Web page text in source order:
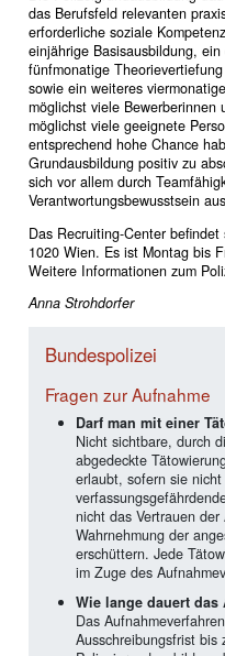
das Berufsfeld relevanten
erforderliche soziale
einjährige Basisausbildung,
fünfmonatige
sowie ein weiteres
möglichst viele Bewerberinnen
möglichst viele geeignete
entsprechend hohe Chance
Grundausbildung positiv zu
sich vor allem durch
Verantwortungsbewusstsein
Das Recruiting-Center
1020 Wien. Es ist Montag bis
Weitere Informationen zum
Anna Strohdorfer
Bundespolizei
Fragen zur Aufnahme
Darf man mit einer
Nicht sichtbare, durch
abgedeckte
erlaubt, sofern sie
nicht das Vertrauen
Wahrnehmung der
erschüttern. Jede
im Zuge des
Wie lange dauert das
Das
Ausschreibungsfrist bis